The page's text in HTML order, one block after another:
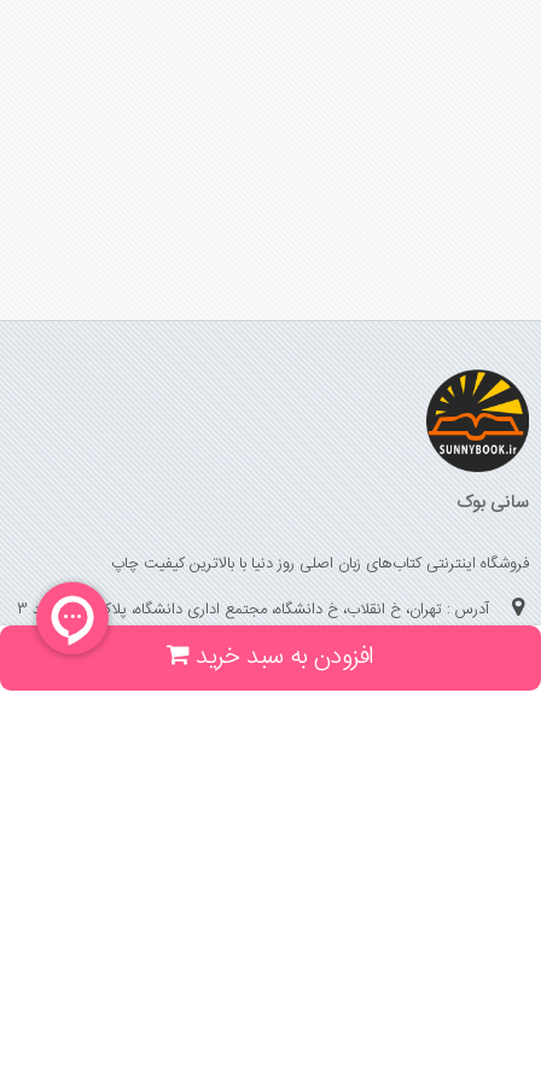
افزودن به سبد خرید
سانی بوک
فروشگاه اینترنتی کتاب‌های زبان اصلی روز دنیا با بالاترین کیفیت چاپ
آدرس : تهران، خ انقلاب، خ دانشگاه، مجتمع اداری دانشگاه، پلاک 158 واحد 3
(جهت خرید حضوری، تلفنی ، پیگیری سفارشات سایت با شماره تلفن 02166175070
تماس حاصل فرمایید)